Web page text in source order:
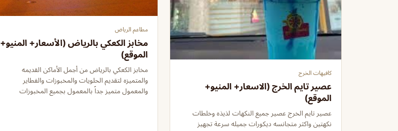
كافيهات الخرج
عصير تايم الخرج (الاسعار+ المنيو+
الموقع)
عصير تايم الخرج عصير جميع النكهات لذيذه وخلطات
نكهتين واكثر متجانسه ديكورات جميله سرعة تجهيز
مطاعم الرياض
مخابز الكعكي بالرياض (الأسعار+ المنيو+
الموقع)
مخابز الكعكي بالرياض من أجمل الأماكن القديمه
والمتميزه لتقديم الحلويات والمخبوزات والفطاير
والمعمول متميز جداً بالمعمول بجميع المخبوزات